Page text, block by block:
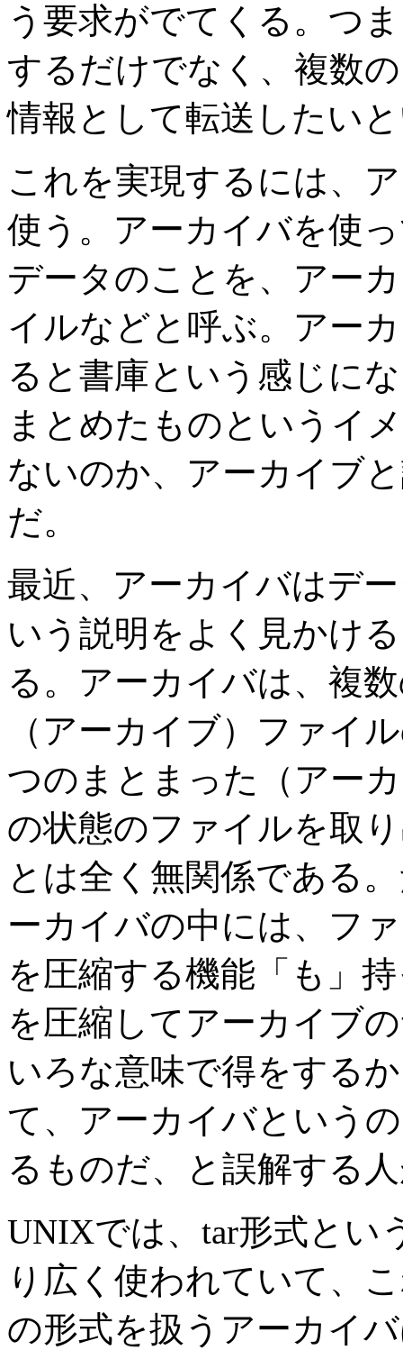
う要求がでてくる。つ
するだけでなく、複数
情報として転送したい
これを実現するには、
使う。アーカイバを使
データのことを、アー
イルなどと呼ぶ。アー
ると書庫という感じに
まとめたものというイ
ないのか、アーカイブ
だ。
最近、アーカイバはデ
いう説明をよく見かけ
る。アーカイバは、複
（アーカイブ）ファイ
つのまとまった（アー
の状態のファイルを取
とは全く無関係である
ーカイバの中には、フ
を圧縮する機能「も」
を圧縮してアーカイブ
いろな意味で得をする
て、アーカイバという
るものだ、と誤解する
UNIXでは、tar形式とい
り広く使われていて、
の形式を扱うアーカイ